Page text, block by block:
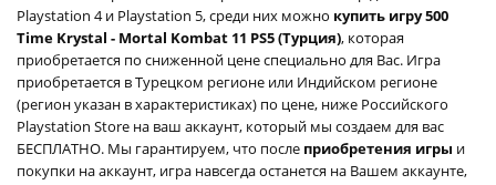
Playstation 4 и Playstation 5, среди них можно купить игру 500
Time Krystal - Mortal Kombat 11 PS5 (Турция), которая
приобретается по сниженной цене специально для Вас. Игра
приобретается в Турецком регионе или Индийском регионе
(регион указан в характеристиках) по цене, ниже Российского
Playstation Store на ваш аккаунт, который мы создаем для вас
БЕСПЛАТНО. Мы гарантируем, что после приобретения игры и
покупки на аккаунт, игра навсегда останется на Вашем аккаунте,